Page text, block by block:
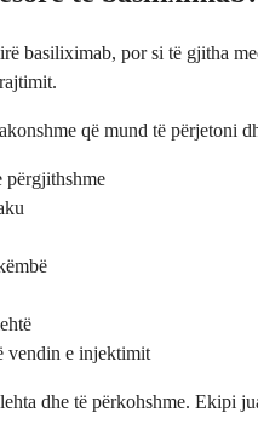
basiliximab, por si të gjitha
që mund të përjetoni
përgjithshme
vendin e injektimit
dhe të përkohshme. Ekipi